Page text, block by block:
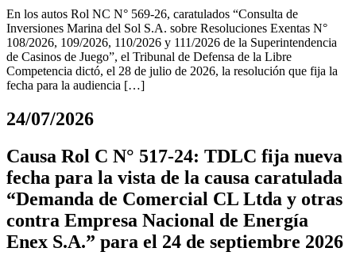
En los autos Rol NC N° 569-26, caratulados “Consulta de
Inversiones Marina del Sol S.A. sobre Resoluciones Exentas N°
108/2026, 109/2026, 110/2026 y 111/2026 de la Superintendencia
de Casinos de Juego”, el Tribunal de Defensa de la Libre
Competencia dictó, el 28 de julio de 2026, la resolución que fija la
fecha para la audiencia […]
24/07/2026
Causa Rol C N° 517-24: TDLC fija nueva
fecha para la vista de la causa caratulada
“Demanda de Comercial CL Ltda y otras
contra Empresa Nacional de Energía
Enex S.A.” para el 24 de septiembre 2026